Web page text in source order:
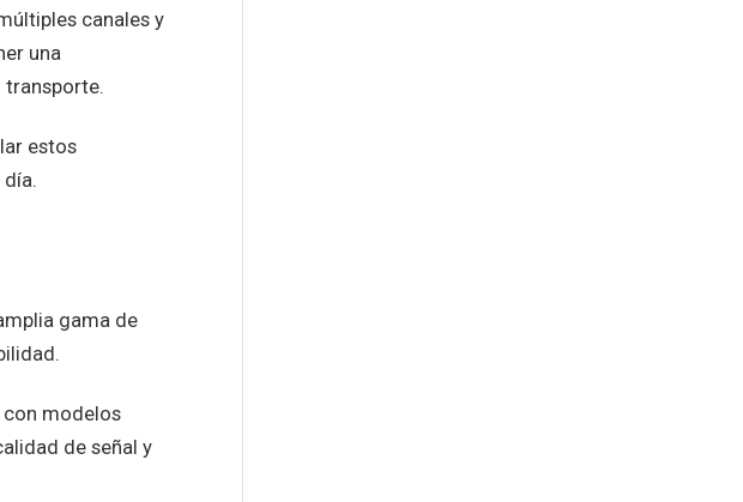
canales y
una
transporte.
estos
gama de
con modelos
de señal y